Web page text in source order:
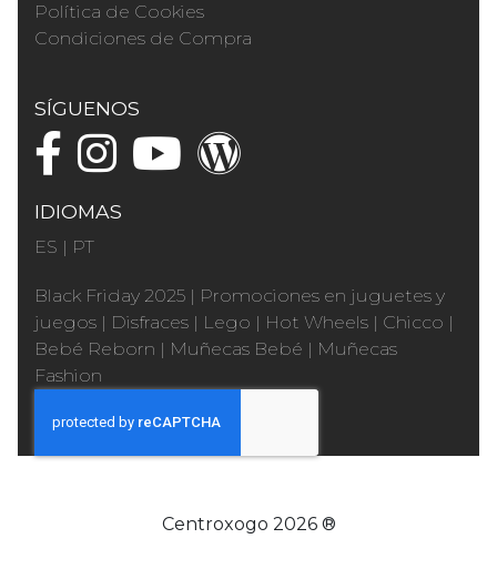
Política de Cookies
Condiciones de Compra
SÍGUENOS
IDIOMAS
ES | PT
Black Friday 2025 | Promociones en juguetes y
juegos | Disfraces | Lego | Hot Wheels | Chicco |
Bebé Reborn | Muñecas Bebé | Muñecas
Fashion
Centroxogo 2026 ®